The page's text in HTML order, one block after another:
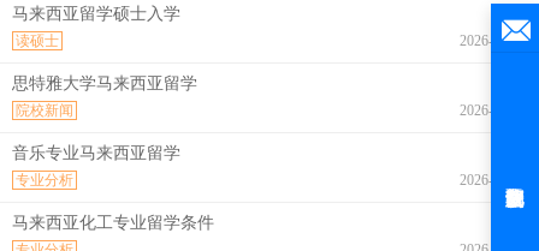
马来西亚留学硕士入学
2026-08-07
读硕士
思特雅大学马来西亚留学
2026-08-07
院校新闻
音乐专业马来西亚留学
2026-08-07
专业分析
马来西亚化工专业留学条件